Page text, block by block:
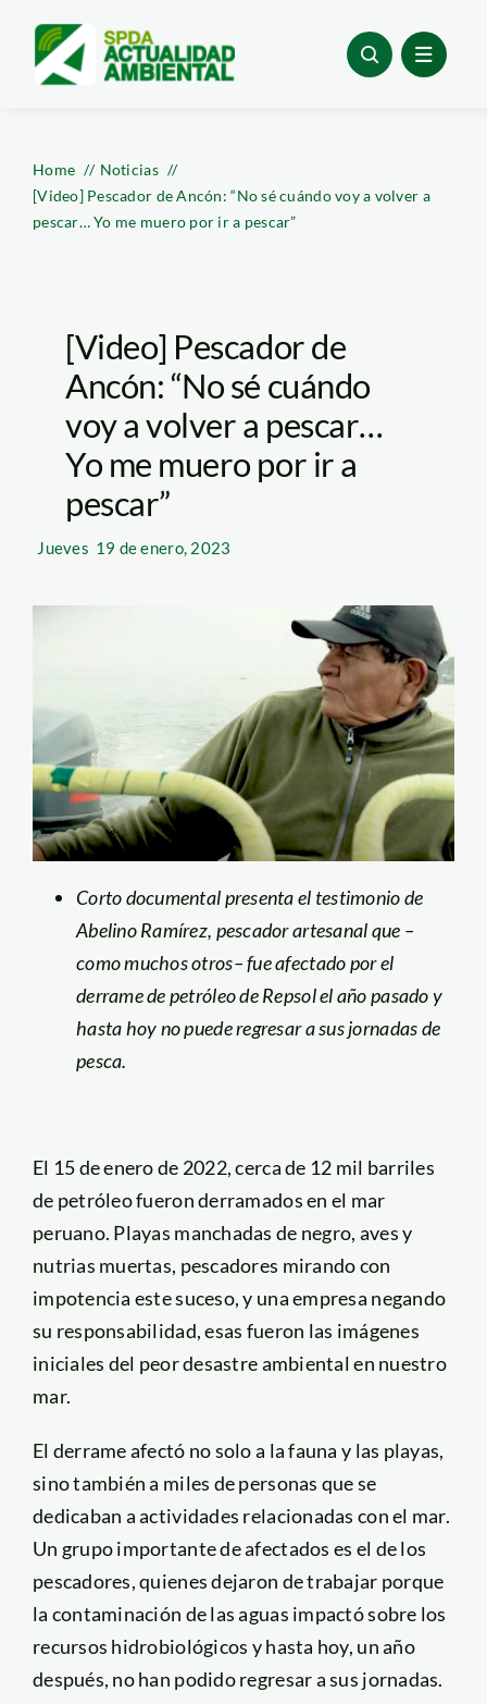
content
Home
Noticias
[Video] Pescador de Ancón: “No sé cuándo voy a volver a
pescar… Yo me muero por ir a pescar”
[Video] Pescador de
Ancón: “No sé cuándo
voy a volver a pescar…
Yo me muero por ir a
pescar”
Jueves 19 de enero, 2023
Corto documental presenta el testimonio de
Abelino Ramírez, pescador artesanal que –
como muchos otros– fue afectado por el
derrame de petróleo de Repsol el año pasado y
hasta hoy no puede regresar a sus jornadas de
pesca.
El 15 de enero de 2022, cerca de 12 mil barriles
de petróleo fueron derramados en el mar
peruano. Playas manchadas de negro, aves y
nutrias muertas, pescadores mirando con
impotencia este suceso, y una empresa negando
su responsabilidad, esas fueron las imágenes
iniciales del peor desastre ambiental en nuestro
mar.
El derrame afectó no solo a la fauna y las playas,
sino también a miles de personas que se
dedicaban a actividades relacionadas con el mar.
Un grupo importante de afectados es el de los
pescadores, quienes dejaron de trabajar porque
la contaminación de las aguas impactó sobre los
recursos hidrobiológicos y hasta hoy, un año
después, no han podido regresar a sus jornadas.